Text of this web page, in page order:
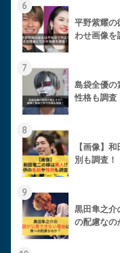
6
平野紫耀の
わせ画像を
7
島袋全優の
性格も調査
8
【画像】
別も調査！
9
黒田隼之介
の配慮なの